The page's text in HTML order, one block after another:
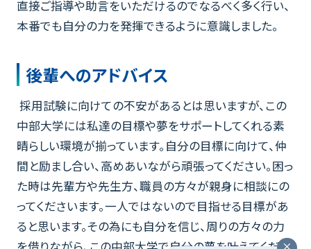
直接ご指導や助言をいただけるのでなるべく多く行い、
本番でも自分の力を発揮できるように意識しました。
後輩へのアドバイス
採用試験に向けての不安があるとは思いますが、この
中部大学には私達の目標や夢をサポートしてくれる素
晴らしい環境が揃っています。自分の目標に向けて、仲
間と励まし合い、高めあいながら頑張ってください。困っ
た時は先輩方や先生方、職員の方々が親身に相談にの
ってくださいます。一人ではないので目指せる目標があ
ると思います。その為にも自分を信じ、周りの方々の力